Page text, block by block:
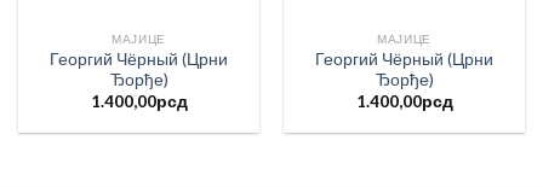
МАЈИЦЕ
Георгий Чёрный (Црни
Ђорђе)
1.400,00рсд
МАЈИЦЕ
Георгий Чёрный (Црни
Ђорђе)
1.400,00рсд